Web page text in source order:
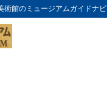
術館のミュージアムガイドナビ